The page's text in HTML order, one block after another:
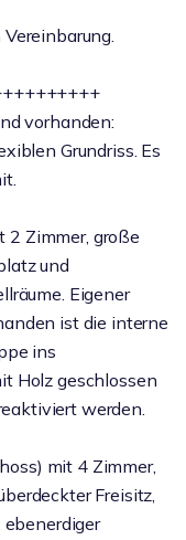
vorhanden:
Grundriss. Es
2 Zimmer, große
und
Eigener
ist die interne
ins
Holz geschlossen
werden.
mit 4 Zimmer,
Freisitz,